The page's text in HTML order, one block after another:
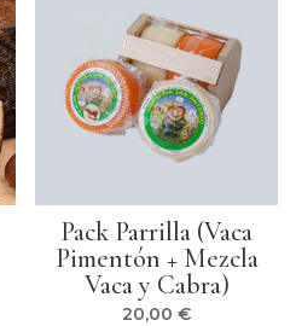
Pack Parrilla (Vaca
Pimentón + Mezcla
Vaca y Cabra)
20,00€